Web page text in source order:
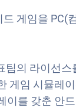
게임을 PC(
의 라이선
게임 시뮬레
를 갖춘 안